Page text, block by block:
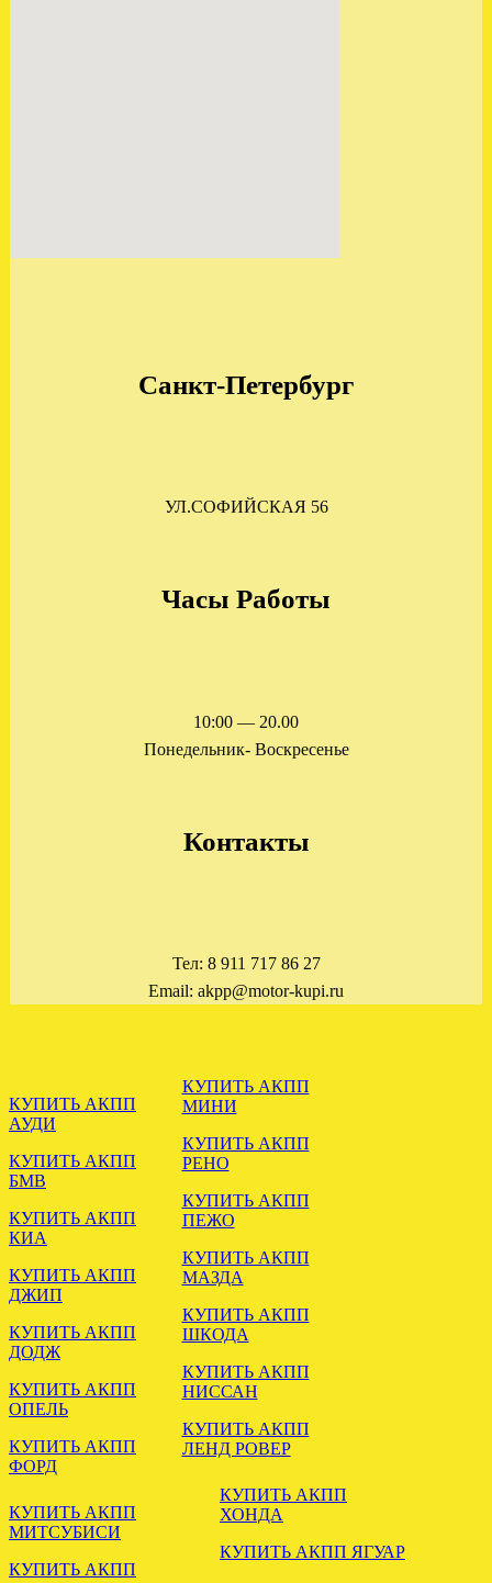
ВАРИАТОР АУДИ А6 С6
СУЗУКИ БАЛЕНО 1.6
УСТАНОВЛЕНА АКПП
ФОРД ЭКСПЛОРЕР 4.6
2005
Установлена АКПП МАЗДА
.
Санкт-Петербург
УЛ.СОФИЙСКАЯ 56
Часы Работы
10:00 — 20.00
Понедельник- Воскресенье
Контакты
Тел: 8 911 717 86 27
Email: akpp@motor-kupi.ru
КУПИТЬ АКПП
АУДИ
КУПИТЬ АКПП
БМВ
КУПИТЬ АКПП
КИА
КУПИТЬ АКПП
ДЖИП
КУПИТЬ АКПП
ДОДЖ
КУПИТЬ АКПП
ОПЕЛЬ
КУПИТЬ АКПП
ФОРД
КУПИТЬ АКПП
МИНИ
КУПИТЬ АКПП
РЕНО
КУПИТЬ АКПП
ПЕЖО
КУПИТЬ АКПП
МАЗДА
КУПИТЬ АКПП
ШКОДА
КУПИТЬ АКПП
НИССАН
КУПИТЬ АКПП
ЛЕНД РОВЕР
КУПИТЬ АКПП
МИТСУБИСИ
КУПИТЬ АКПП
КУПИТЬ АКПП
ХОНДА
КУПИТЬ АКПП ЯГУАР